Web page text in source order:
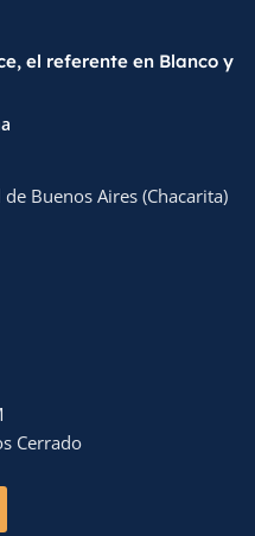
el referente en Blanco y
Buenos Aires (Chacarita)
Cerrado